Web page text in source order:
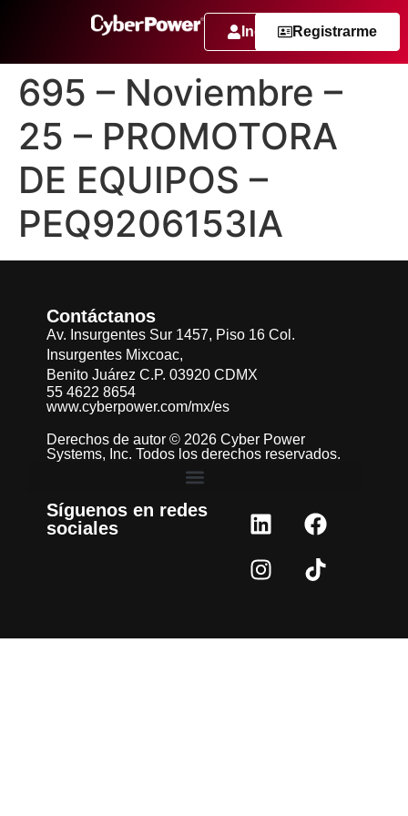
IngresarRegistrarme
695 – Noviembre –
25 – PROMOTORA
DE EQUIPOS –
PEQ9206153IA
Contáctanos
Av. Insurgentes Sur 1457, Piso 16 Col.
Insurgentes Mixcoac,
Benito Juárez C.P. 03920 CDMX
55 4622 8654
www.cyberpower.com/mx/es
Derechos de autor © 2026 Cyber Power
Systems, Inc. Todos los derechos reservados.
Síguenos en redes
sociales